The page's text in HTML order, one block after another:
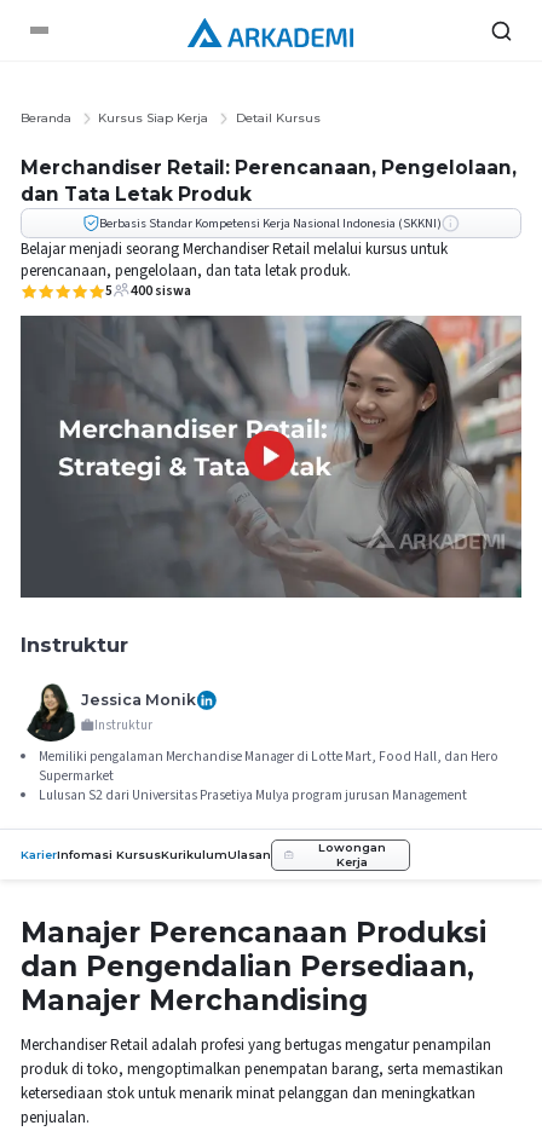
Beranda Kursus Siap Kerja Detail Kursus
Merchandiser Retail: Perencanaan, Pengelolaan,
dan Tata Letak Produk
Berbasis Standar Kompetensi Kerja Nasional Indonesia (SKKNI)
Belajar menjadi seorang Merchandiser Retail melalui kursus untuk
perencanaan, pengelolaan, dan tata letak produk.
5 400siswa
Instruktur
Jessica Monik
Instruktur
Memiliki pengalaman Merchandise Manager di Lotte Mart, Food Hall, dan Hero
Supermarket
Lulusan S2 dari Universitas Prasetiya Mulya program jurusan Management
KarierInfomasi KursusKurikulumUlasan
Lowongan
Kerja
Manajer Perencanaan Produksi
dan Pengendalian Persediaan,
Manajer Merchandising
Merchandiser Retail adalah profesi yang bertugas mengatur penampilan
produk di toko, mengoptimalkan penempatan barang, serta memastikan
ketersediaan stok untuk menarik minat pelanggan dan meningkatkan
penjualan.